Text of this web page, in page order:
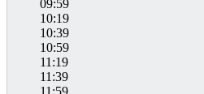
09:59
10:19
10:39
10:59
11:19
11:39
11:59